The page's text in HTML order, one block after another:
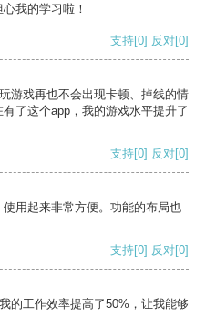
我的学习啦！
支持[0] 反对[0]
游戏再也不会出现卡顿、掉线的情
了这个app，我的游戏水平提升了
支持[0] 反对[0]
用起来非常方便。功能的布局也
支持[0] 反对[0]
的工作效率提高了50%，让我能够